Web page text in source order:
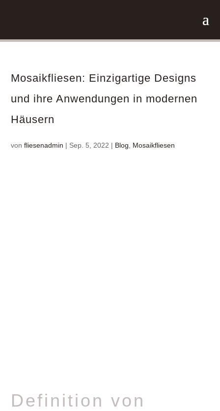
Mosa­ik­fliesen: Einzig­ar­tige Designs
und ihre Anwen­dungen in modernen
Häusern
vonfliesenadmin | Sep. 5, 2022 | Blog Mosaikfliesen
Defi­ni­tion von